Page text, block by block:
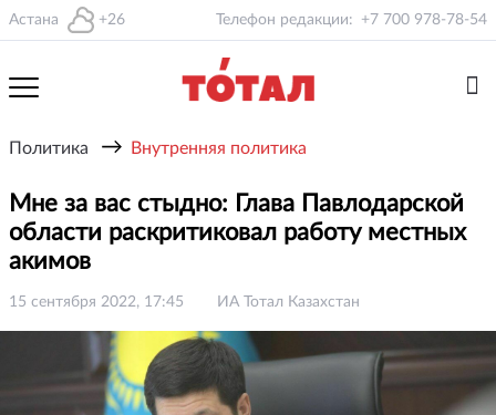
Астана +26 Телефон редакции: +7 700 978-78-54
Политика → Внутренняя политика
Мне за вас стыдно: Глава Павлодарской
области раскритиковал работу местных
акимов
15 сентября 2022, 17:45 ИА Тотал Казахстан